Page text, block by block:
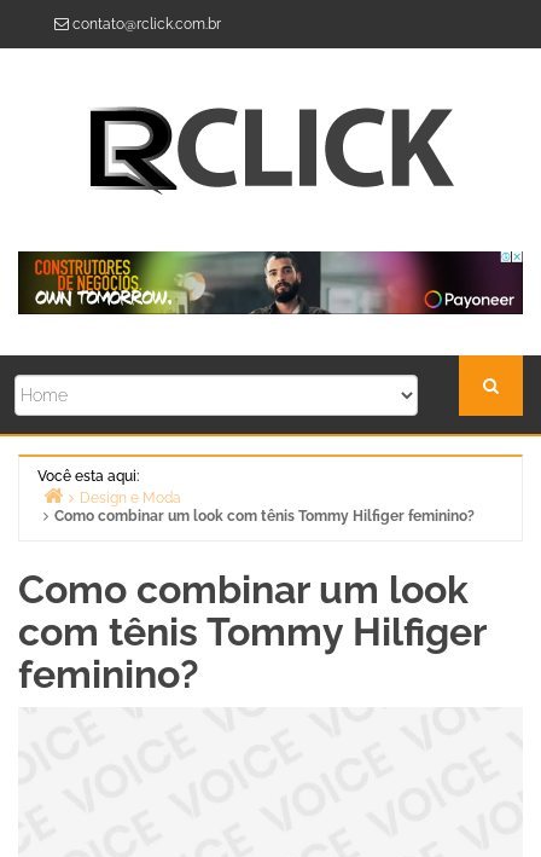
contato@rclick.com.br
Você esta aqui:
Home
Design e Moda
Como combinar um look com tênis Tommy Hilfiger feminino?
Como combinar um look
com tênis Tommy Hilfiger
feminino?